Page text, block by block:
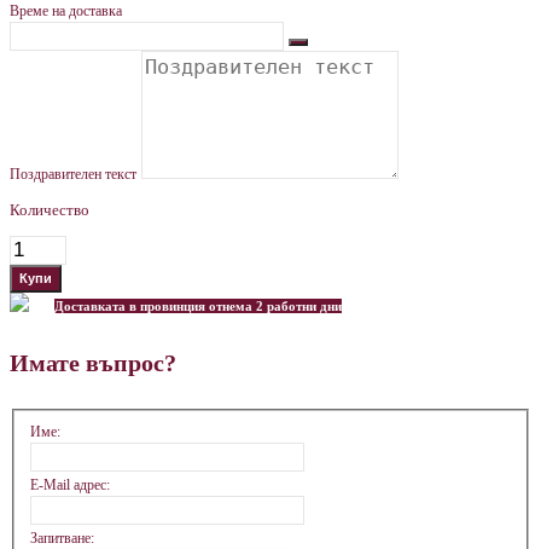
Време на доставка
Поздравителен текст
Количество
Доставката в провинция отнема 2 работни дни
Имате въпрос?
Име:
E-Mail адрес:
Запитване: